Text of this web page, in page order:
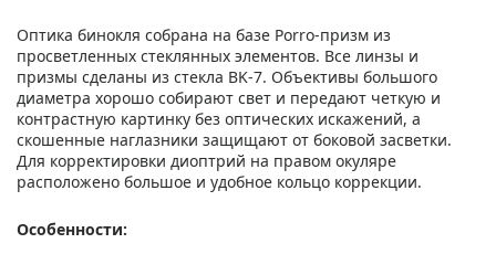
Оптика бинокля собрана на базе Porro-призм из
просветленных стеклянных элементов. Все линзы и
призмы сделаны из стекла BK-7. Объективы большого
диаметра хорошо собирают свет и передают четкую и
контрастную картинку без оптических искажений, а
скошенные наглазники защищают от боковой засветки.
Для корректировки диоптрий на правом окуляре
расположено большое и удобное кольцо коррекции.
Особенности: